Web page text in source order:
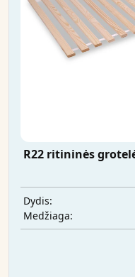
R22 ritininės
Dydis:
Medžiaga: